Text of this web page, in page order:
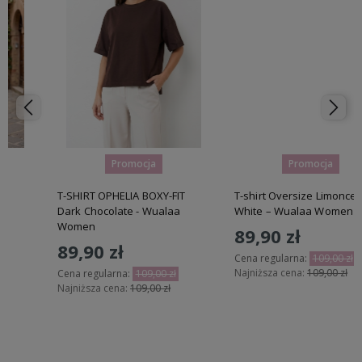
kier.sc@gmail.com
Promocja
T-SHIRT OPHELIA BOXY-FIT
Dark Chocolate - Wualaa
89,90 zł
Cena regularna: 109,00 zł
Najniższa cena:109,00 zł
Promocja
T-shirt Oversize Limoncello
White – Wualaa Women
89,90 zł
Cena regularna: 109,00 zł
Najniższa cena:109,00 zł